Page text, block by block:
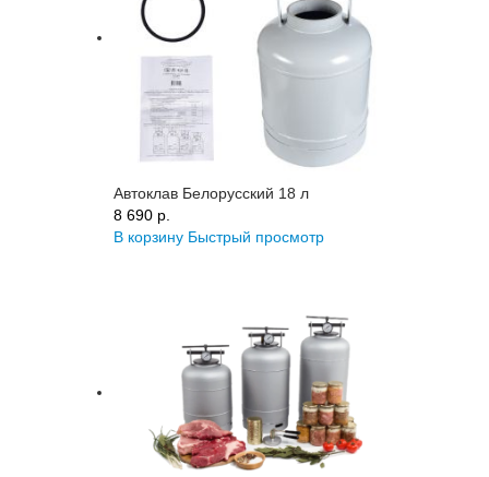
Автоклав Белорусский 18 л
8 690 p.
В корзину Быстрый просмотр